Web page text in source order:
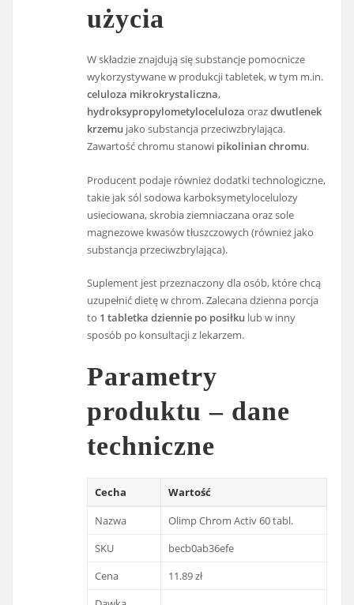
użycia
W składzie znajdują się substancje pomocnicze
wykorzystywane w produkcji tabletek, w tym m.in.
celuloza mikrokrystaliczna,
hydroksypropylometyloceluloza orazdwutlenek
krzemu jako substancja przeciwzbrylająca.
Zawartość chromu stanowi pikolinian chromu.
Producent podaje również dodatki technologiczne,
takie jak sól sodowa karboksymetylocelulozy
usieciowana, skrobia ziemniaczana oraz sole
magnezowe kwasów tłuszczowych (również jako
substancja przeciwzbrylająca).
Suplement jest przeznaczony dla osób, które chcą
uzupełnić dietę w chrom. Zalecana dzienna porcja
to 1 tabletka dziennie po posiłku lub w inny
sposób po konsultacji z lekarzem.
Parametry
produktu – dane
techniczne
Cecha
Wartość
Nazwa
Olimp Chrom Activ 60 tabl.
SKU
becb0ab36efe
Cena
11.89 zł